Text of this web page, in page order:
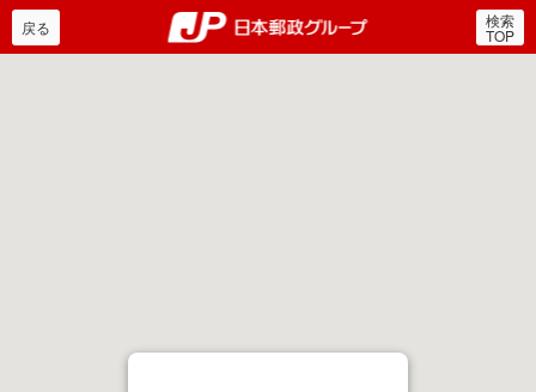
郵便局・日本郵政グルー
戻る 検索
TOP